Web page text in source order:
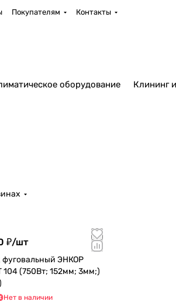
Покупателям Контакты
оборудование Клининг
₽/шт
фуговальный ЭНКОР
104 (750Вт; 152мм; 3мм;)
Нет в наличии